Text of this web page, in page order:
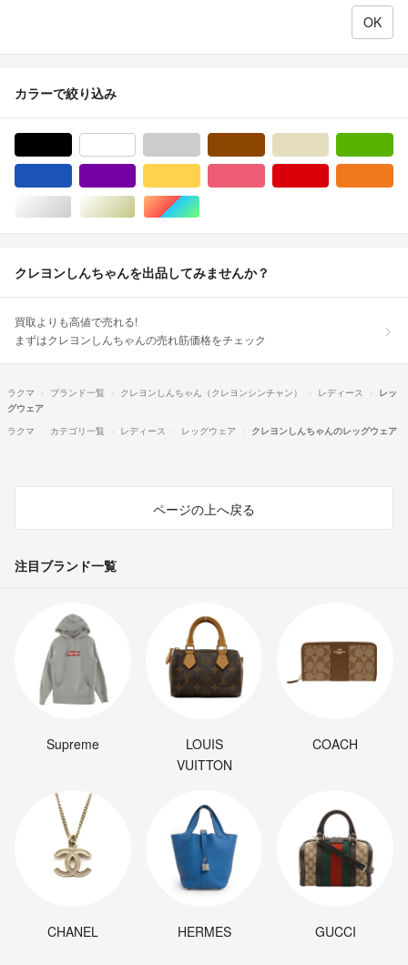
カラーで絞り込み
シルバー/銀色系ゴールド/金色系マルチカラー
クレヨンしんちゃんを出品してみませんか？
買取よりも高値で売れる!
まずはクレヨンしんちゃんの売れ筋価格をチェック
ラクマ ブランド一覧 クレヨンしんちゃん（クレヨンシンチャン） レディース
レッ
グウェア
ラクマ
カテゴリ一覧 レディース レッグウェア クレヨンしんちゃんのレッグウェア
ページの上へ戻る
注目ブランド一覧
Supreme
LOUIS
VUITTON
COACH
CHANEL HERMES GUCCI